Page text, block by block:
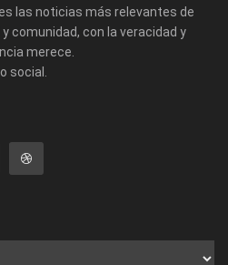
las noticias más relevantes de
comunidad, con la veracidad y
merece.
social.